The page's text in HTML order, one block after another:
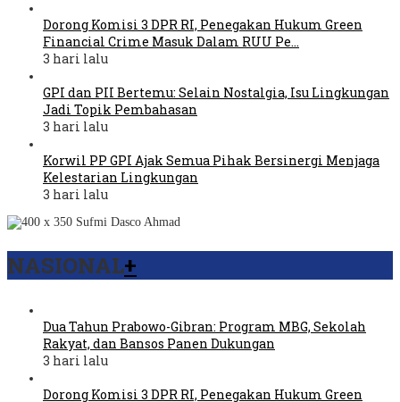
Dorong Komisi 3 DPR RI, Penegakan Hukum Green
Financial Crime Masuk Dalam RUU Pe…
3 hari lalu
GPI dan PII Bertemu: Selain Nostalgia, Isu Lingkungan
Jadi Topik Pembahasan
3 hari lalu
Korwil PP GPI Ajak Semua Pihak Bersinergi Menjaga
Kelestarian Lingkungan
3 hari lalu
NASIONAL+
Dua Tahun Prabowo-Gibran: Program MBG, Sekolah
Rakyat, dan Bansos Panen Dukungan
3 hari lalu
Dorong Komisi 3 DPR RI, Penegakan Hukum Green